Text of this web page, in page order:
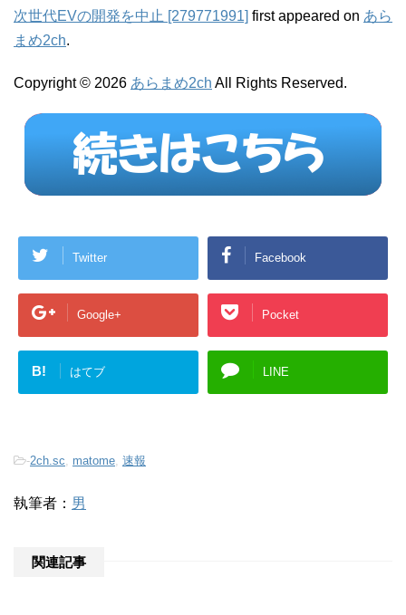
次世代EVの開発を中止 [279771991] first appeared on あら
まめ2ch.
Copyright © 2026 あらまめ2ch All Rights Reserved.
Twitter Facebook
Google+ Pocket
B! はてブ LINE
-2ch.sc matome 速報
執筆者： 男
関連記事